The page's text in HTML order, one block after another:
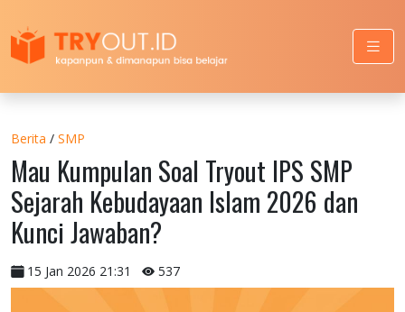
Berita / SMP
Mau Kumpulan Soal Tryout IPS SMP
Sejarah Kebudayaan Islam 2026 dan
Kunci Jawaban?
15 Jan 2026 21:31 537